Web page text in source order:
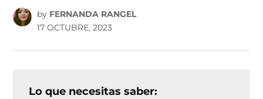
by FERNANDA RANGEL
17 OCTUBRE, 2023
Lo que necesitas saber: